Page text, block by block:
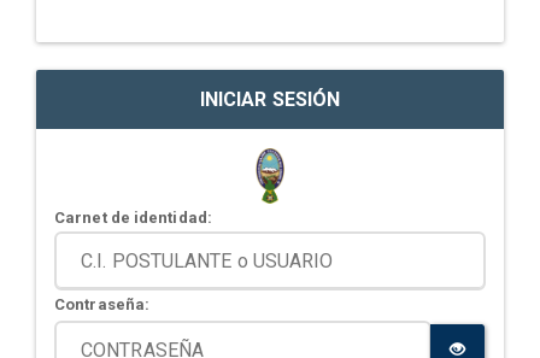
INICIAR SESIÓN
Carnet de identidad:
Contraseña: